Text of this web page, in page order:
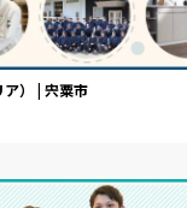
） | 宍粟市